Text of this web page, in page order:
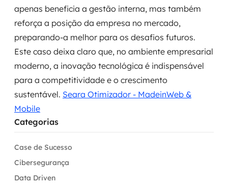
apenas beneficia a gestão interna, mas também
reforça a posição da empresa no mercado,
preparando-a melhor para os desafios futuros.
Este caso deixa claro que, no ambiente empresarial
moderno, a inovação tecnológica é indispensável
para a competitividade e o crescimento
sustentável. Seara Otimizador - MadeinWeb &
Mobile
Categorias
Case de Sucesso
Cibersegurança
Data Driven